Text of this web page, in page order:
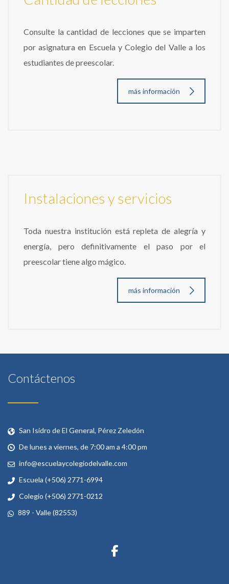
Consulte la cantidad de lecciones que se imparten
por asignatura en Escuela y Colegio del Valle a los
estudiantes de preescolar.
más información
Instalaciones y servicios
Toda nuestra institución está repleta de alegría y
energía, pero definitivamente el paso por el
preescolar tiene algo mágico.
más información
Contáctenos
San Isidro de El General, Pérez Zeledón
De lunes a viernes, de 7:00 am a 4:00 pm
info@escuelaycolegiodelvalle.com
Escuela (+506) 2771-6994
Colegio (+506) 2771-0212
889 - Valle (82553)